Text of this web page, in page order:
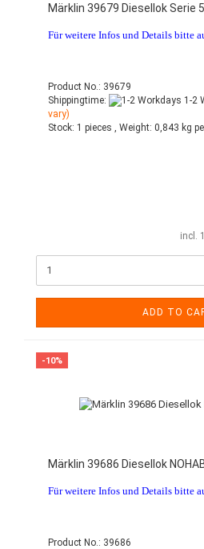
Märklin 39679 Diesellok Serie
Für weitere Infos und Details bitte
Product No.: 39679
Shippingtime:
1-2
vary)
Stock: 1 pieces , Weight: 0,843 kg
incl.
ADD TO
-10%
Märklin 39686 Diesellok
Für weitere Infos und Details bitte
Product No.: 39686